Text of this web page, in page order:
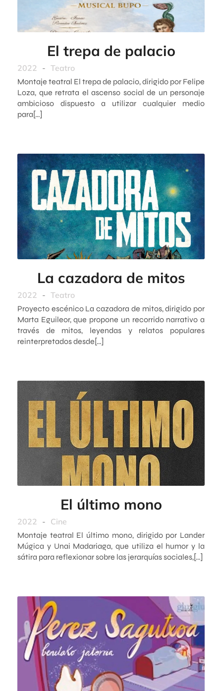
El trepa de palacio
2022 - Teatro
Montaje teatral El trepa de palacio, dirigido por Felipe
Loza, que retrata el ascenso social de un personaje
ambicioso dispuesto a utilizar cualquier medio
para[…]
La cazadora de mitos
2022 - Teatro
Proyecto escénico La cazadora de mitos, dirigido por
Marta Eguileor, que propone un recorrido narrativo a
través de mitos, leyendas y relatos populares
reinterpretados desde[…]
El último mono
2022 - Cine
Montaje teatral El último mono, dirigido por Lander
Múgica y Unai Madariaga, que utiliza el humor y la
sátira para reflexionar sobre las jerarquías sociales,[…]